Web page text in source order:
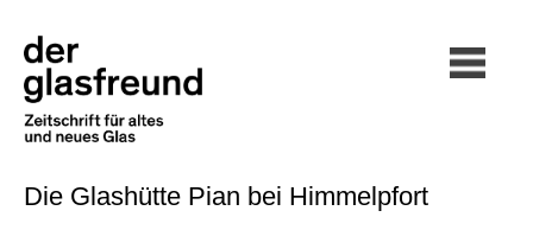
Die Glashütte Pian bei Himmelpfort